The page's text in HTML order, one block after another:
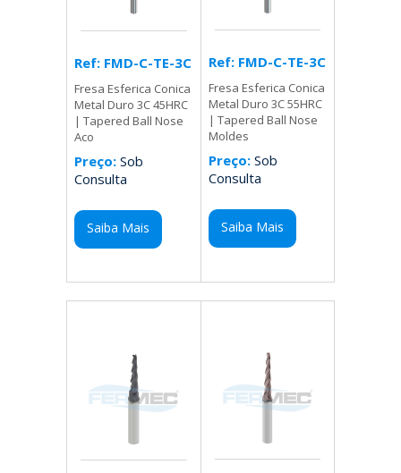
Ref: FMD-C-TE-3C
Fresa Esferica Conica
Metal Duro 3C 45HRC
| Tapered Ball Nose
Aco
Preço: Sob
Consulta
Saiba Mais
Ref: FMD-C-TE-3C
Fresa Esferica Conica
Metal Duro 3C 55HRC
| Tapered Ball Nose
Moldes
Preço:Sob
Consulta
Saiba Mais